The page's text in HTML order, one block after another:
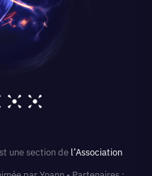
une section de l’Association